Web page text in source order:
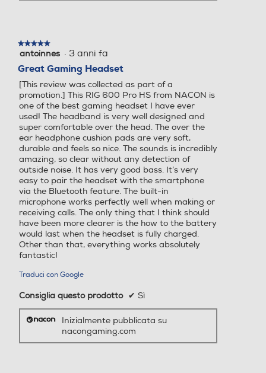
★★★★★
★★★★★
5
stelle.
antoinnes · 3 anni fa
Great Gaming Headset
[This review was collected as part of a
promotion.] This RIG 600 Pro HS from NACON is
one of the best gaming headset I have ever
used! The headband is very well designed and
super comfortable over the head. The over the
ear headphone cushion pads are very soft,
durable and feels so nice. The sounds is incredibly
amazing, so clear without any detection of
outside noise. It has very good bass. It’s very
easy to pair the headset with the smartphone
via the Bluetooth feature. The built-in
microphone works perfectly well when making or
receiving calls. The only thing that I think should
have been more clearer is the how to the battery
would last when the headset is fully charged.
Other than that, everything works absolutely
fantastic!
Traduci con Google
Consiglia questo prodotto ✔ Sì
Inizialmente pubblicata su
nacongaming.com